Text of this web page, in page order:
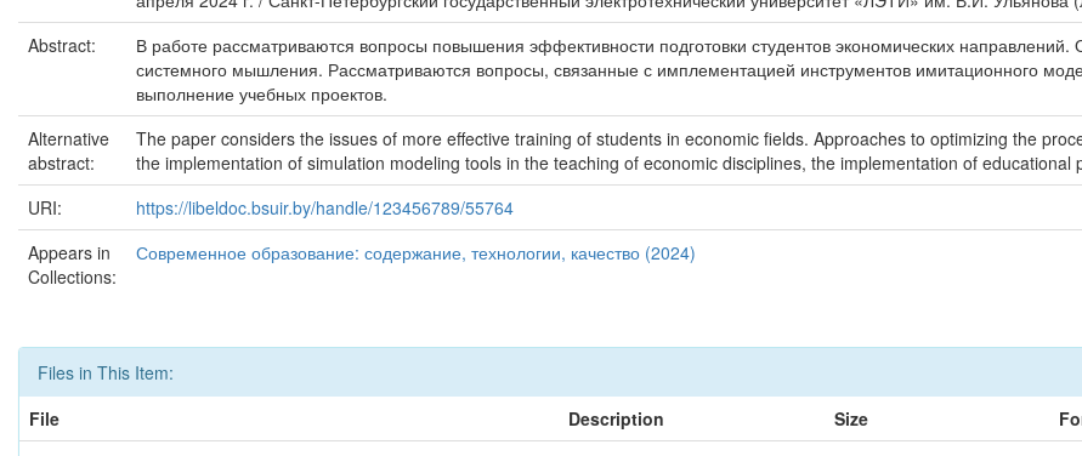
Abstract:
В работе рассматриваются вопросы повышения эффективности подготовки студентов экономических
системного мышления. Рассматриваются вопросы, связанные с имплементацией инструментов имитационного
выполнение учебных проектов.
Alternative
abstract:
The paper considers the issues of more effective training of students in economic fields. Approaches to optimizing the
the implementation of simulation modeling tools in the teaching of economic disciplines, the implementation of educational
URI:
https://libeldoc.bsuir.by/handle/123456789/55764
Appears in
Collections:
Современное образование: содержание, технологии, качество (2024)
Files in This Item:
File
Description Size